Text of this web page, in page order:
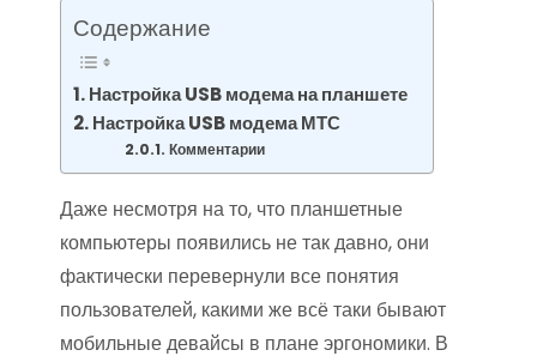
Содержание
Настройка USB модема на планшете
Настройка USB модема МТС
Комментарии
Даже несмотря на то, что планшетные
компьютеры появились не так давно, они
фактически перевернули все понятия
пользователей, какими же всё таки бывают
мобильные девайсы в плане эргономики. В